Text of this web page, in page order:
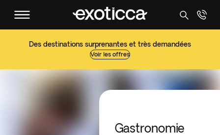
Des destinations surprenantes et très demandées
Voir les offres
Gastronomie